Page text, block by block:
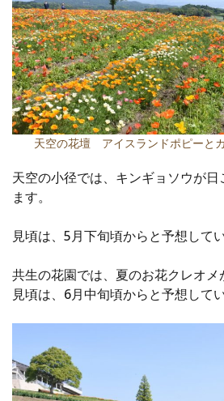
天空の花壇 アイスランドポピーと
天空の小径では、キンギョソウが
ます。
見頃は、5月下旬頃からと予想してい
共生の花園では、夏のお花クレオメ
見頃は、6月中旬頃からと予想してい